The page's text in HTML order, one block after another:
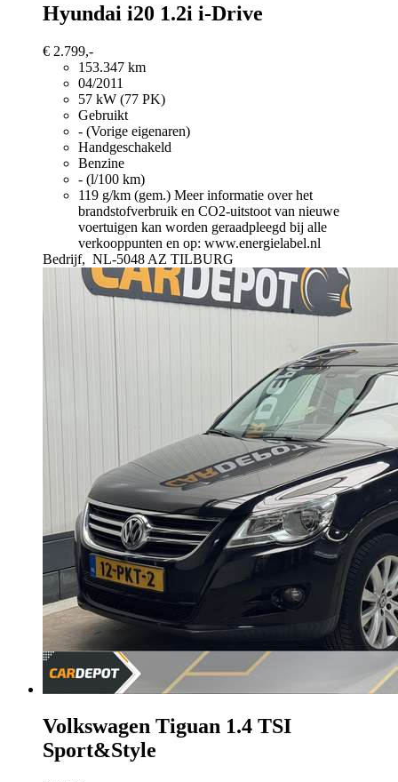
Hyundai i20 1.2i i-Drive
€ 2.799,-
153.347 km
04/2011
57 kW (77 PK)
Gebruikt
- (Vorige eigenaren)
Handgeschakeld
Benzine
- (l/100 km)
119 g/km (gem.) Meer informatie over het
brandstofverbruik en CO2-uitstoot van nieuwe
voertuigen kan worden geraadpleegd bij alle
verkooppunten en op: www.energielabel.nl
Bedrijf, NL-5048 AZ TILBURG
Volkswagen Tiguan 1.4 TSI
Sport&Style